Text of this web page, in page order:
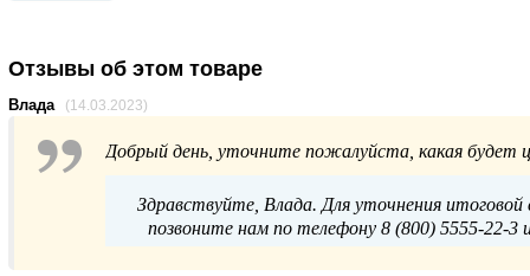
Отзывы об этом товаре
Влада (14.03.2023)
Добрый день, уточните пожалуйста, какая будет
Здравствуйте, Влада. Для уточнения
позвоните нам по телефону 8 (800) 5555-22-3